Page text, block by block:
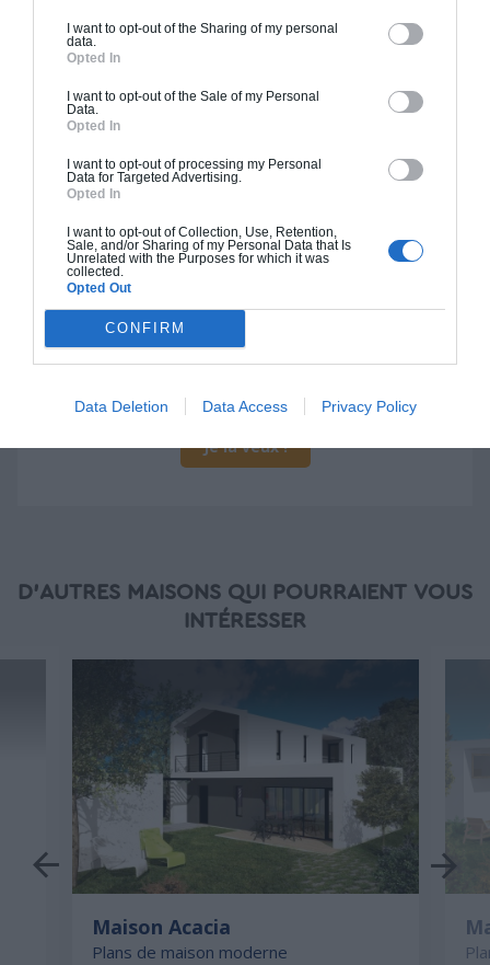
I want to opt-out of the Sharing of my personal
data.
Opted In
I want to opt-out of the Sale of my Personal
Data.
Opted In
I want to opt-out of processing my Personal
Data for Targeted Advertising.
Opted In
I want to opt-out of Collection, Use, Retention,
Sale, and/or Sharing of my Personal Data that Is
Unrelated with the Purposes for which it was
collected.
Opted Out
CONFIRM
Data Deletion Data Access Privacy Policy
Je la veux !
Construction BBC
Chiffrage estimatif pour : Fondations et normes
(RT 2020). Finitions haut de gamme. Le prix "clé
en main" inclut le gros oeuvre et le second
oeuvre (cuisine, peinture, sols...), mais exclut
piscine, jardin et clôture.
À partir de
709 000€ TTC
Je la veux !
D'AUTRES MAISONS QUI POURRAIENT VOUS
INTÉRESSER
Maison Acacia
Plans de maison moderne